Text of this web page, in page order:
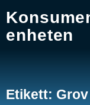
enheten
Etikett: